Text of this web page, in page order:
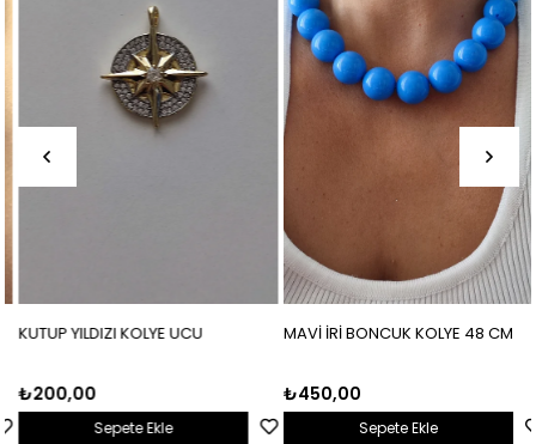
KUTUP YILDIZI KOLYE UCU
₺200,00
Sepete Ekle
MAVİ İRİ BONCUK KOLYE 48 CM
₺450,00
Sepete Ekle